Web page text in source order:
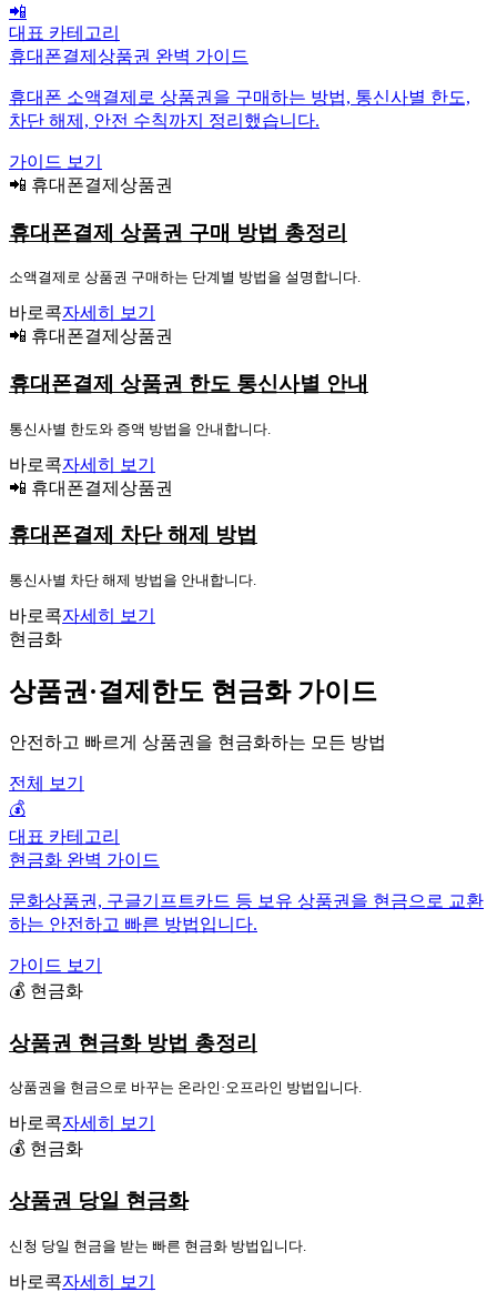
📲
대표 카테고리
휴대폰결제상품권 완벽 가이드
휴대폰 소액결제로 상품권을 구매하는 방법, 통신사별 한도,
차단 해제, 안전 수칙까지 정리했습니다.
가이드 보기
📲 휴대폰결제상품권
휴대폰결제 상품권 구매 방법 총정리
소액결제로 상품권 구매하는 단계별 방법을 설명합니다.
바로콕자세히 보기
📲 휴대폰결제상품권
휴대폰결제 상품권 한도 통신사별 안내
통신사별 한도와 증액 방법을 안내합니다.
바로콕자세히 보기
📲 휴대폰결제상품권
휴대폰결제 차단 해제 방법
통신사별 차단 해제 방법을 안내합니다.
바로콕자세히 보기
현금화
상품권·결제한도 현금화 가이드
안전하고 빠르게 상품권을 현금화하는 모든 방법
전체 보기
💰
대표 카테고리
현금화 완벽 가이드
문화상품권, 구글기프트카드 등 보유 상품권을 현금으로 교환
하는 안전하고 빠른 방법입니다.
가이드 보기
💰 현금화
상품권 현금화 방법 총정리
상품권을 현금으로 바꾸는 온라인·오프라인 방법입니다.
바로콕자세히 보기
💰 현금화
상품권 당일 현금화
신청 당일 현금을 받는 빠른 현금화 방법입니다.
바로콕자세히 보기